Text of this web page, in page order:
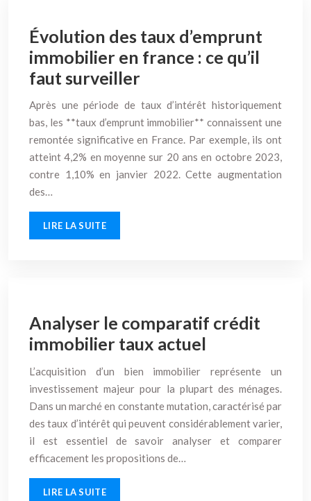
Évolution des taux d’emprunt
immobilier en france : ce qu’il
faut surveiller
Après une période de taux d’intérêt historiquement
bas, les **taux d’emprunt immobilier** connaissent une
remontée significative en France. Par exemple, ils ont
atteint 4,2% en moyenne sur 20 ans en octobre 2023,
contre 1,10% en janvier 2022. Cette augmentation
des…
LIRE LA SUITE
Analyser le comparatif crédit
immobilier taux actuel
L’acquisition d’un bien immobilier représente un
investissement majeur pour la plupart des ménages.
Dans un marché en constante mutation, caractérisé par
des taux d’intérêt qui peuvent considérablement varier,
il est essentiel de savoir analyser et comparer
efficacement les propositions de…
LIRE LA SUITE